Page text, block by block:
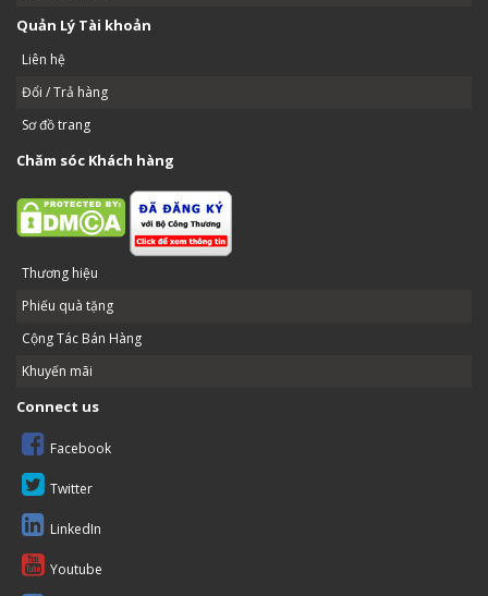
Quản Lý Tài khoản
Liên hệ
Đổi / Trả hàng
Sơ đồ trang
Chăm sóc Khách hàng
Thương hiệu
Phiếu quà tặng
Cộng Tác Bán Hàng
Khuyến mãi
Connect us
Facebook
Twitter
LinkedIn
Youtube